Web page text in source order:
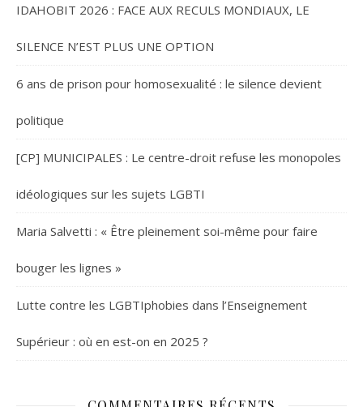
IDAHOBIT 2026 : FACE AUX RECULS MONDIAUX, LE
SILENCE N’EST PLUS UNE OPTION
6 ans de prison pour homosexualité : le silence devient
politique
[CP] MUNICIPALES : Le centre-droit refuse les monopoles
idéologiques sur les sujets LGBTI
Maria Salvetti : « Être pleinement soi-même pour faire
bouger les lignes »
Lutte contre les LGBTIphobies dans l’Enseignement
Supérieur : où en est-on en 2025 ?